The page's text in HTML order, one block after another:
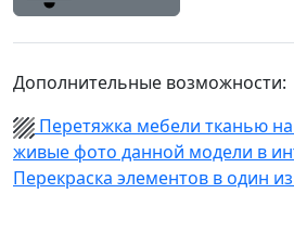
Дополнительные возможности:
Перетяжка мебели тканью
живые фото данной модели в
Перекраска элементов в один